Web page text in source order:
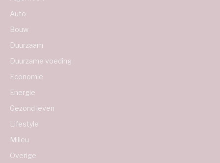
Auto
Bouw
Duurzaam
Duurzame voeding
Economie
Energie
Gezond leven
Lifestyle
Milieu
Overige